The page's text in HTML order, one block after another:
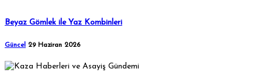
Beyaz Gömlek ile Yaz Kombinleri
Güncel 29 Haziran 2026